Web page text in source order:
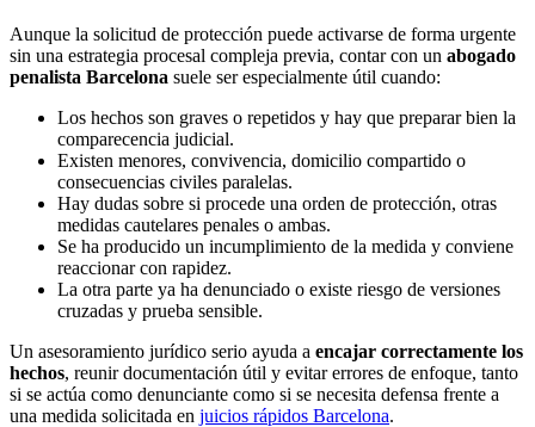
Aunque la solicitud de protección puede activarse de forma urgente
sin una estrategia procesal compleja previa, contar con un abogado
penalista Barcelona suele ser especialmente útil cuando:
Los hechos son graves o repetidos y hay que preparar bien la
comparecencia judicial.
Existen menores, convivencia, domicilio compartido o
consecuencias civiles paralelas.
Hay dudas sobre si procede una orden de protección, otras
medidas cautelares penales o ambas.
Se ha producido un incumplimiento de la medida y conviene
reaccionar con rapidez.
La otra parte ya ha denunciado o existe riesgo de versiones
cruzadas y prueba sensible.
Un asesoramiento jurídico serio ayuda a encajar correctamente los
hechos, reunir documentación útil y evitar errores de enfoque, tanto
si se actúa como denunciante como si se necesita defensa frente a
una medida solicitada en juicios rápidos Barcelona.